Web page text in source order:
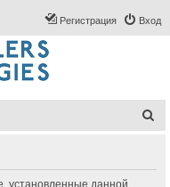
Вход
Регистрация
установленные данной